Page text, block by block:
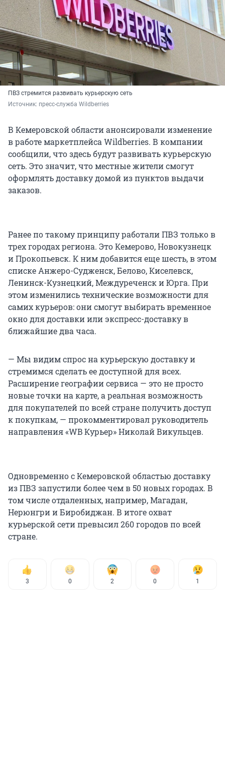
ПВЗ стремится развивать курьерскую сеть
Источник: пресс-служба Wildberries
В Кемеровской области анонсировали изменение
в работе маркетплейса Wildberries. В компании
сообщили, что здесь будут развивать курьерскую
сеть. Это значит, что местные жители смогут
оформлять доставку домой из пунктов выдачи
заказов.
Ранее по такому принципу работали ПВЗ только в
трех городах региона. Это Кемерово, Новокузнецк
и Прокопьевск. К ним добавится еще шесть, в этом
списке Анжеро-Судженск, Белово, Киселевск,
Ленинск-Кузнецкий, Междуреченск и Юрга. При
этом изменились технические возможности для
самих курьеров: они смогут выбирать временное
окно для доставки или экспресс-доставку в
ближайшие два часа.
— Мы видим спрос на курьерскую доставку и
стремимся сделать ее доступной для всех.
Расширение географии сервиса — это не просто
новые точки на карте, а реальная возможность
для покупателей по всей стране получить доступ
к покупкам, — прокомментировал руководитель
направления «WB Курьер» Николай Викульцев.
Одновременно с Кемеровской областью доставку
из ПВЗ запустили более чем в 50 новых городах. В
том числе отдаленных, например, Магадан,
Нерюнгри и Биробиджан. В итоге охват
курьерской сети превысил 260 городов по всей
стране.
3 0 2 0 1